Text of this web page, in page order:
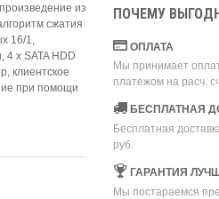
из
сжатия
16/1,
х SATA HDD
клиентское
при помощи
ПОЧЕМУ
ОПЛАТА
Мы принимает
платежом на расч.
БЕСПЛАТНАЯ
Бесплатная
руб.
ГАРАНТИЯ
Мы постараемся